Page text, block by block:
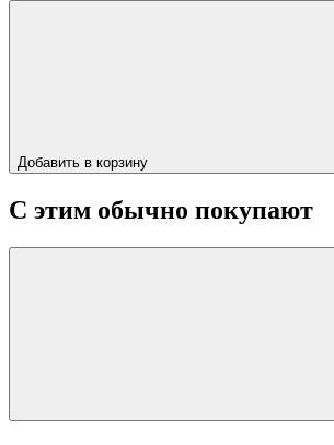
Добавить в корзину
С этим обычно покупают